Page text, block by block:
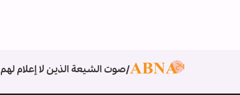
صوت الشيعة الذين لا إعلام لهم